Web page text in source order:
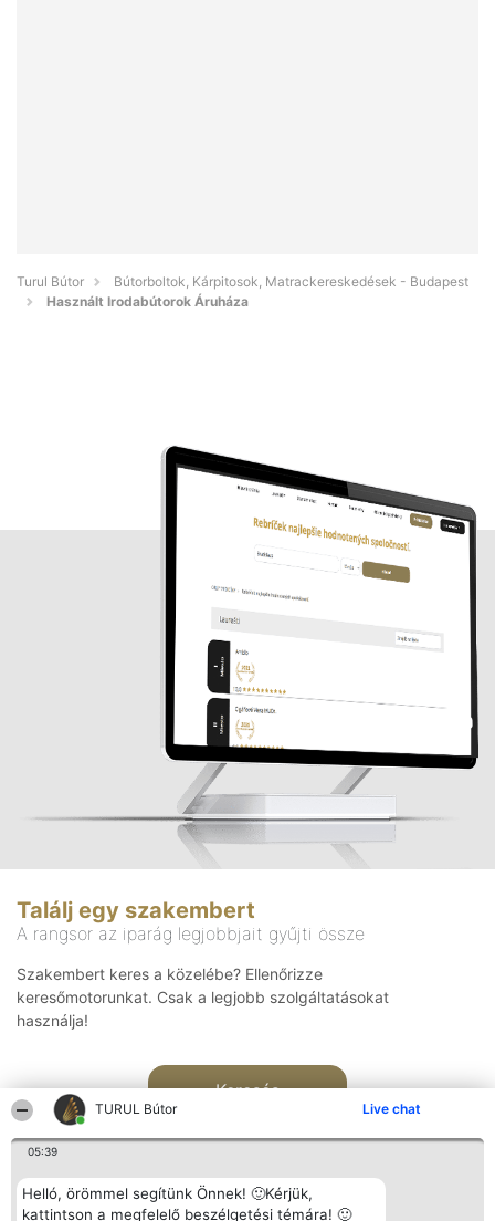
TURUL Bútor Live chat
05:39
Helló, örömmel segítünk Önnek! 🙂Kérjük,
kattintson a megfelelő beszélgetési témára! 🙂
Turul Bútor
Bútorboltok, Kárpitosok, Matrackereskedések - Budapest
Használt Irodabútorok Áruháza
Találj egy szakembert
A rangsor az iparág legjobbjait gyűjti össze
Szakembert keres a közelébe? Ellenőrizze
keresőmotorunkat. Csak a legjobb szolgáltatásokat
használja!
Keresés